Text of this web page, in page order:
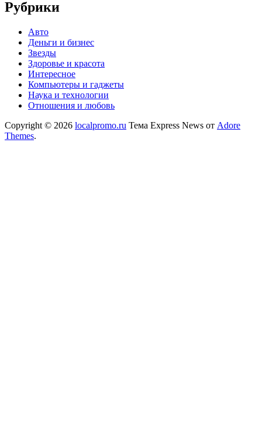
Рубрики
Авто
Деньги и бизнес
Звезды
Здоровье и красота
Интересное
Компьютеры и гаджеты
Наука и технологии
Отношения и любовь
Copyright © 2026 localpromo.ru Тема Express News от Adore
Themes.